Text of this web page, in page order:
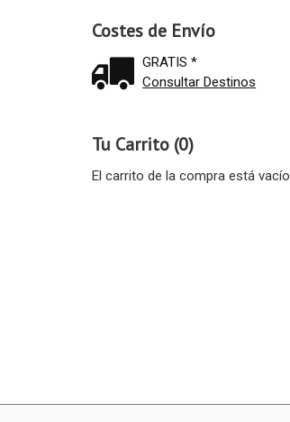
Costes de Envío
GRATIS *
Consultar Destinos
Tu Carrito (0)
El carrito de la compra está vacío